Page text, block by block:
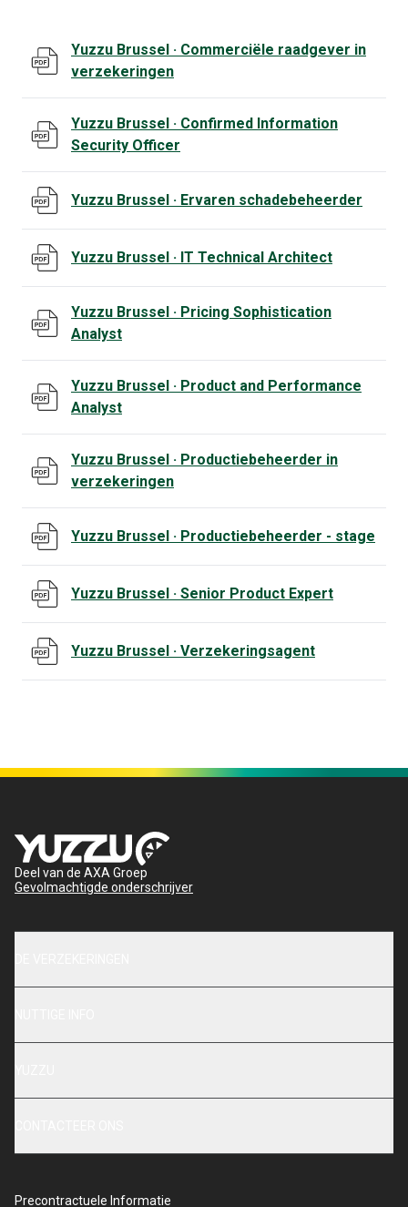
Yuzzu Brussel · Commerciële raadgever in
verzekeringen
pdf document, opent in een nieuw tabblad
Yuzzu Brussel · Confirmed Information
Security Officer
pdf document, opent in een nieuw tabblad
Yuzzu Brussel · Ervaren schadebeheerder
pdf document, opent in een nieuw tabblad
Yuzzu Brussel · IT Technical Architect
pdf document, opent in een nieuw tabblad
Yuzzu Brussel · Pricing Sophistication
Analyst
pdf document, opent in een nieuw tabblad
Yuzzu Brussel · Product and Performance
Analyst
pdf document, opent in een nieuw tabblad
Yuzzu Brussel · Productiebeheerder in
verzekeringen
pdf document, opent in een nieuw tabblad
Yuzzu Brussel · Productiebeheerder - stage
pdf document, opent in een nieuw tabblad
Yuzzu Brussel · Senior Product Expert
pdf document, opent in een nieuw tabblad
Yuzzu Brussel · Verzekeringsagent
pdf document, opent in een nieuw tabblad
Deel van de AXA Groep
Gevolmachtigde onderschrijver
Precontractuele Informatie